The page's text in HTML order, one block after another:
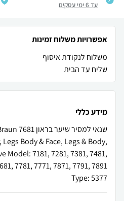
עד 6 ימי עסקים
אפשרויות משלוח זמינות
משלוח לנקודת איסוף
שליח עד הבית
מידע כללי
Body & Face, Legs & Body,
Model: 7181, 7281, 7381, 7481,
Type: 5377